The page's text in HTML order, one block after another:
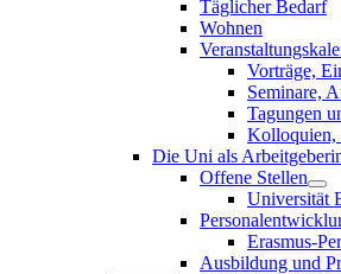
Täglicher Bedarf
Wohnen
Vorträge,
Seminare,
Tagungen
Kolloquien,
Die Uni als
Offene Stellen
Universität
Erasmus-
Ausbildung und